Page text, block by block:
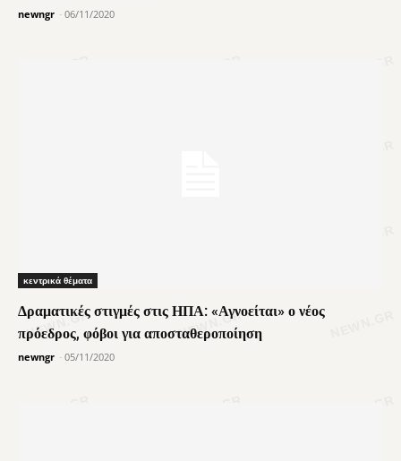
newngr - 06/11/2020
κεντρικά θέματα
Δραματικές στιγμές στις ΗΠΑ: «Αγνοείται» ο νέος
πρόεδρος, φόβοι για αποσταθεροποίηση
newngr - 05/11/2020